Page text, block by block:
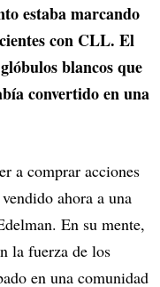
estaba marcando
con CLL. El
blancos que
convertido en una
a comprar acciones
ahora a una
En su mente,
la fuerza de los
en una comunidad